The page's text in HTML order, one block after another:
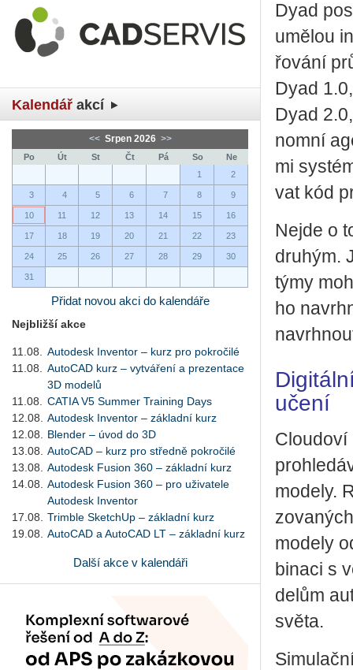
Kalendář akcí
<< Srpen 2026 >>
Po Út St Čt Pá So
Ne
1
2
3 4 5 6 7 8 9
10 11 12 13 14 15 16
17 18 19 20 21 22 23
24 25 26 27 28 29 30
31
Přidat novou akci do kalendáře
Nejbližší akce
11.08.
Autodesk Inventor – kurz pro pokročilé
11.08.
AutoCAD kurz – vytváření a prezentace
3D modelů
11.08.
CATIA V5 Summer Training Days
12.08.
Autodesk Inventor – základní kurz
12.08.
Blender – úvod do 3D
13.08.
AutoCAD – kurz pro středně pokročilé
13.08.
Autodesk Fusion 360 – základní kurz
14.08.
Autodesk Fusion 360 – pro uživatele
Autodesk Inventor
17.08.
Trimble SketchUp – základní kurz
19.08.
AutoCAD a AutoCAD LT – základní kurz
Další akce v kalendáři
Dyad
umě­lou
řo­vá­ní
Dyad
Dyad
nomní
mi
vat kód
Nejde o
dru­hým.
týmy
ho
učení
Clou­do­ví
mo­de­ly.
mo­de­ly
bi­na­ci s
de­lům
světa.